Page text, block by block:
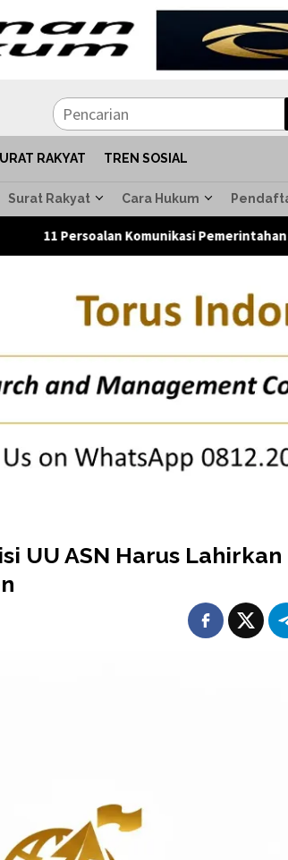
RAKYAT TREN SOSIAL
Surat Rakyat Cara Hukum
Komunikasi Pemerintahan Prabowo
UU ASN Harus Lahirkan